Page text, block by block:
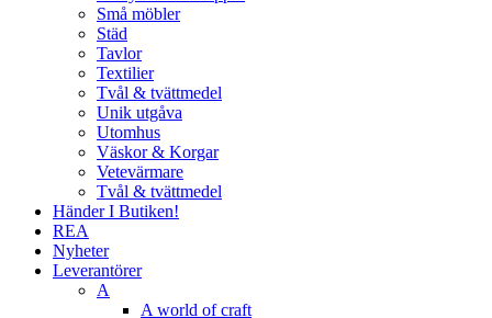
Små möbler
Städ
Tavlor
Textilier
Tvål & tvättmedel
Unik utgåva
Utomhus
Väskor & Korgar
Vetevärmare
Tvål & tvättmedel
Händer I Butiken!
REA
Nyheter
Leverantörer
A
A world of craft